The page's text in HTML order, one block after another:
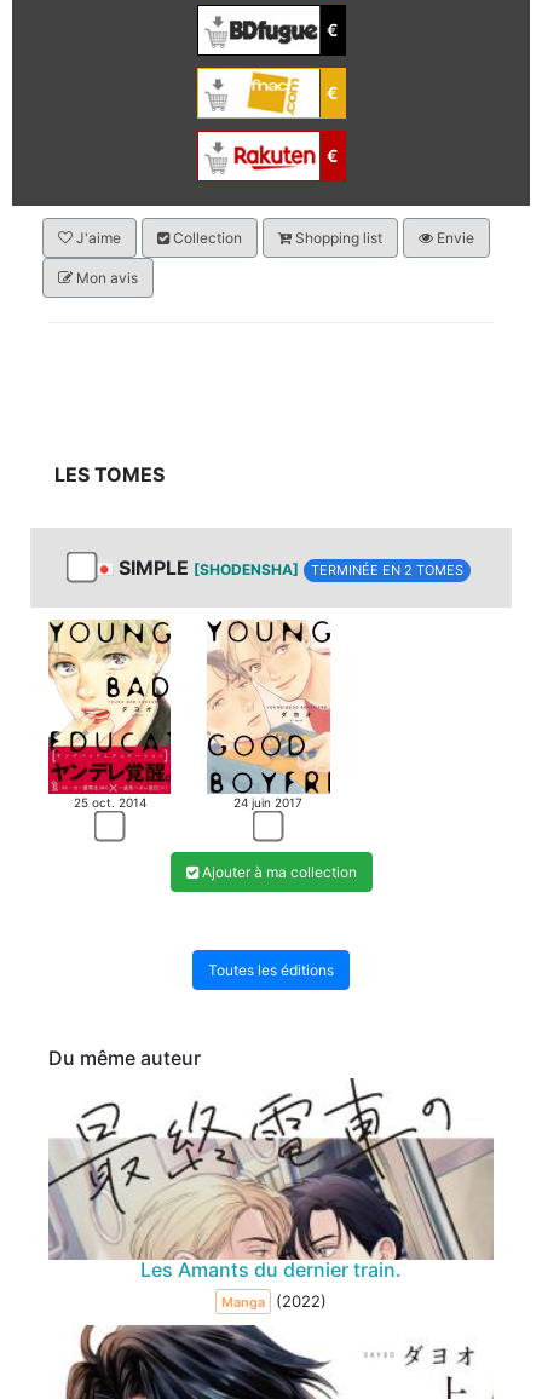
€
€
€
J'aime Collection Shopping list Envie
Mon avis
LES TOMES
SIMPLE [SHODENSHA] TERMINÉE EN 2 TOMES
25 oct. 2014 24 juin 2017
Ajouter à ma collection
Toutes les éditions
Du même auteur
Les Amants du dernier train.
Manga (2022)